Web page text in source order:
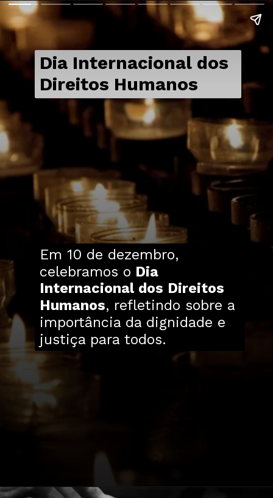
Dia Internacional dos
Direitos Humanos
Em 10 de dezembro,
celebramos o Dia
Internacional dos Direitos
Humanos, refletindo sobre a
importância da dignidade e
justiça para todos.